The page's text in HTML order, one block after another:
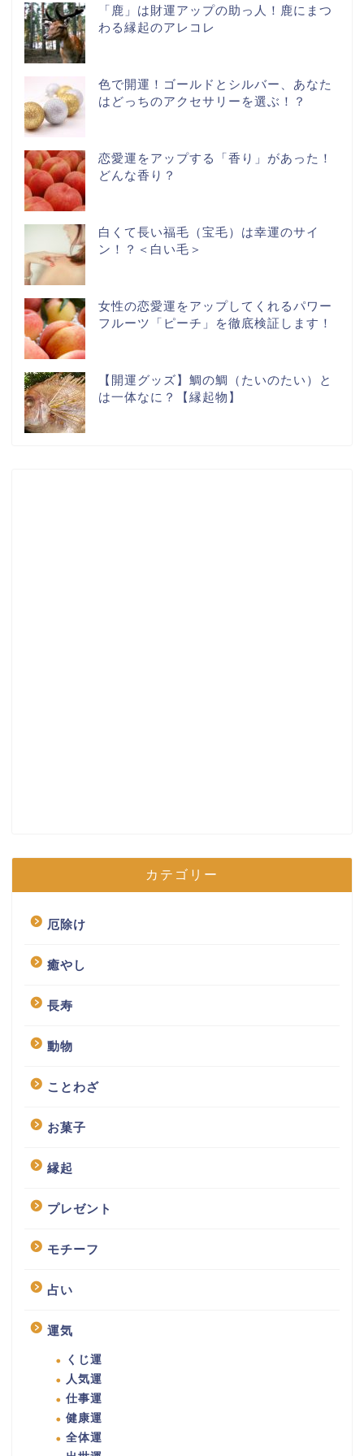
「鹿」は財運アップの助っ人！鹿にまつ
わる縁起のアレコレ
色で開運！ゴールドとシルバー、あなた
はどっちのアクセサリーを選ぶ！？
恋愛運をアップする「香り」があった！
どんな香り？
白くて長い福毛（宝毛）は幸運のサイ
ン！？＜白い毛＞
女性の恋愛運をアップしてくれるパワー
フルーツ「ピーチ」を徹底検証します！
【開運グッズ】鯛の鯛（たいのたい）と
は一体なに？【縁起物】
カテゴリー
厄除け
癒やし
長寿
動物
ことわざ
お菓子
縁起
プレゼント
モチーフ
占い
運気
くじ運
人気運
仕事運
健康運
全体運